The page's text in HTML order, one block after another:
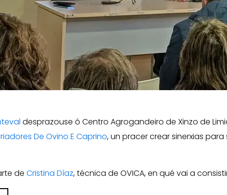
desprazouse ó Centro Agrogandeiro de Xinzo de
De Ovino E Caprino, un pracer crear sinerxias
de Cristina Díaz, técnica de OVICA, en qué vai a